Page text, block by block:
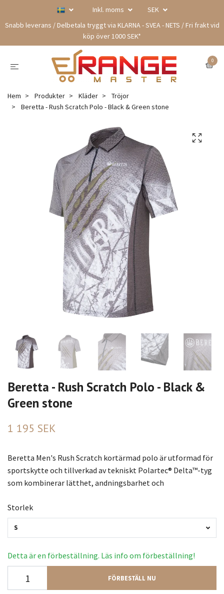
Inkl. moms
SEK
Snabb leverans / Delbetala tryggt via KLARNA - SVEA - NETS / Fri frakt vid
köp över 1000 SEK*
0
Hem Produkter Kläder
Tröjor
Beretta - Rush Scratch Polo - Black & Green stone
Beretta - Rush Scratch Polo - Black &
Green stone
1 195 SEK
Beretta Men's Rush Scratch kortärmad polo är utformad för
sportskytte och tillverkad av tekniskt Polartec® Delta™-tyg
som kombinerar lätthet, andningsbarhet och
Storlek
S
Detta är en förbeställning. Läs info om förbeställning!
FÖRBESTÄLL NU